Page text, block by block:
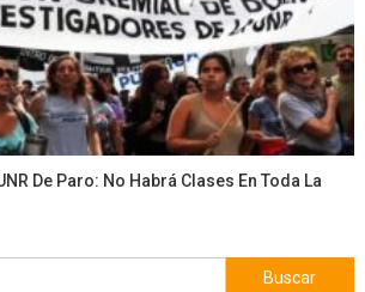
De Paro: No Habrá Clases En Toda La
Buscar: